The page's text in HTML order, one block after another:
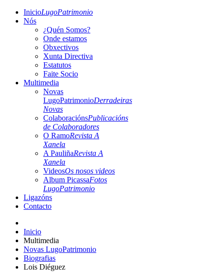
InicioLugoPatrimonio
Nós
¿Quén Somos?
Onde estamos
Obxectivos
Xunta Directiva
Estatutos
Faite Socio
Multimedia
Novas
LugoPatrimonioDerradeiras
Novas
ColaboraciónsPublicacións
de Colaboradores
O RamoRevista A
Xanela
A PauliñaRevista A
Xanela
VideosOs nosos videos
Album PicassaFotos
LugoPatrimonio
Ligazóns
Contacto
Inicio
Multimedia
Novas LugoPatrimonio
Biografias
Lois Diéguez